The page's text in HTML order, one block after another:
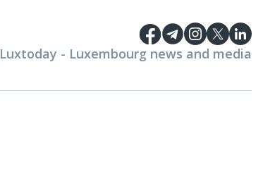
Luxtoday - Luxembourg news and media